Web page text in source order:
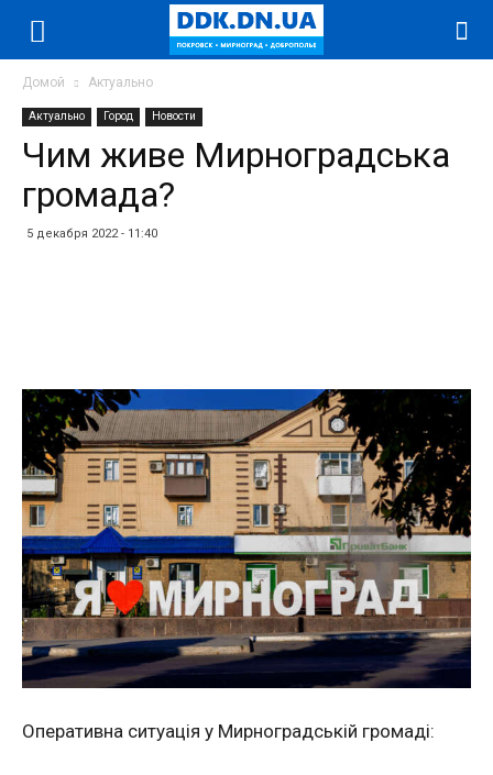
Домой Актуально
Актуально Город Новости
Чим живе Мирноградська
громада?
5 декабря 2022 - 11:40
Оперативна ситуація у Мирноградській громаді: